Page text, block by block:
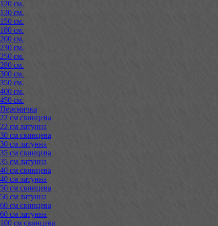
120 см.
130 см.
150 см.
180 см.
200 см.
230 см.
250 см.
280 см.
300 см.
350 см.
400 см.
450 см.
Перемичка
22 см свинцева
22 см латунна
30 см свинцева
30 см латунна
35 см свинцева
35 см латунна
40 см свинцева
40 см латунна
50 см свинцева
50 см латунна
60 см свинцева
60 см латунна
100 см свинцева